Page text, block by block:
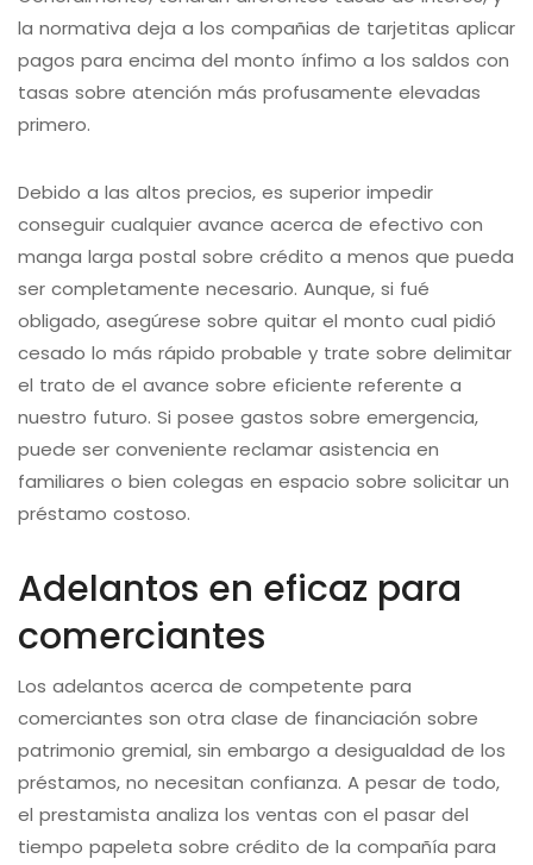
la normativa deja a los compañias de tarjetitas aplicar
pagos para encima del monto ínfimo a los saldos con
tasas sobre atención más profusamente elevadas
primero.
Debido a las altos precios, es superior impedir
conseguir cualquier avance acerca de efectivo con
manga larga postal sobre crédito a menos que pueda
ser completamente necesario. Aunque, si fué
obligado, asegúrese sobre quitar el monto cual pidió
cesado lo más rápido probable y trate sobre delimitar
el trato de el avance sobre eficiente referente a
nuestro futuro. Si posee gastos sobre emergencia,
puede ser conveniente reclamar asistencia en
familiares o bien colegas en espacio sobre solicitar un
préstamo costoso.
Adelantos en eficaz para
comerciantes
Los adelantos acerca de competente para
comerciantes son otra clase de financiación sobre
patrimonio gremial, sin embargo a desigualdad de los
préstamos, no necesitan confianza. A pesar de todo,
el prestamista analiza los ventas con el pasar del
tiempo papeleta sobre crédito de la compañía para